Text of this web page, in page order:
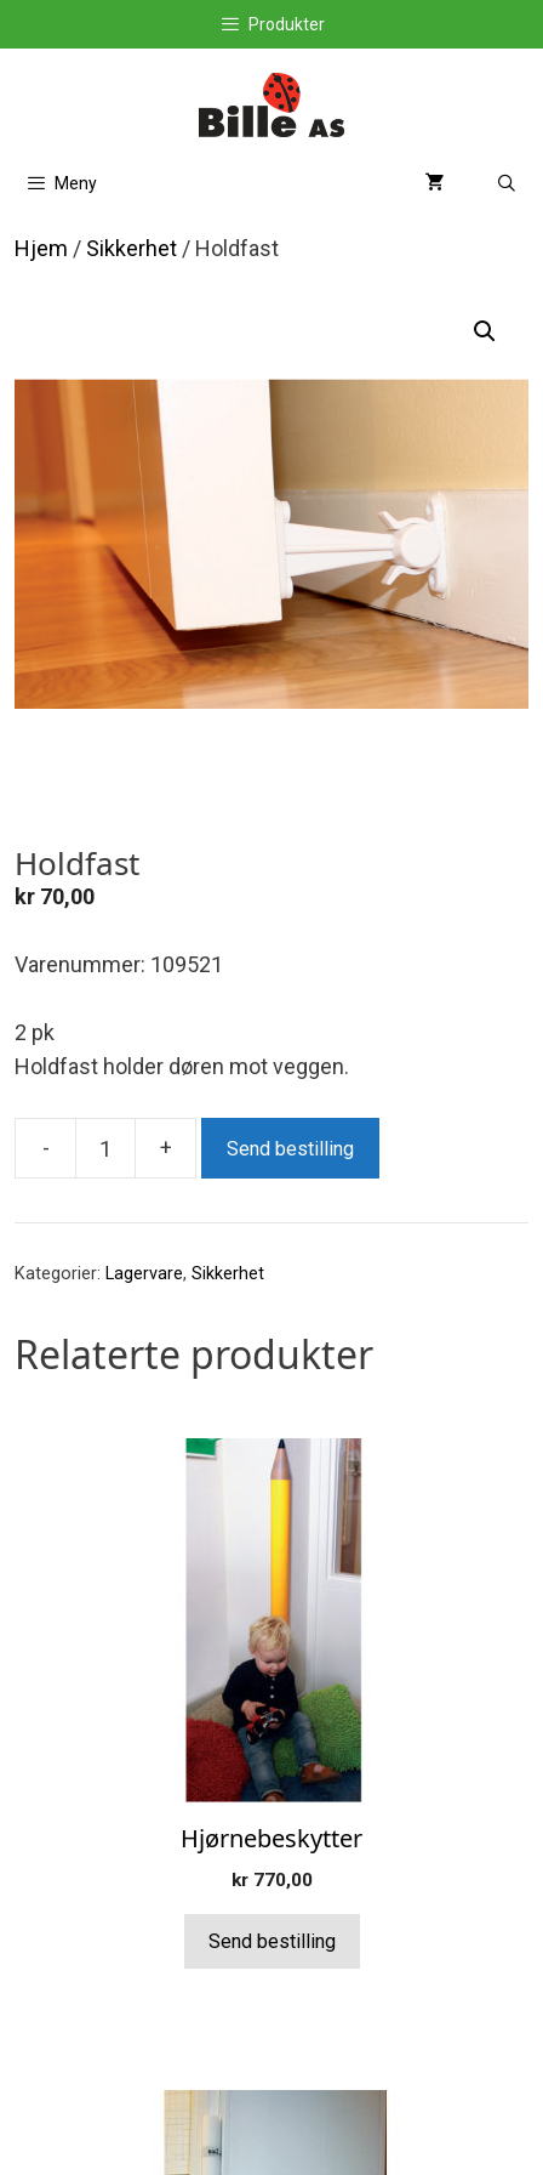
til
Produkter
Meny
Hjem / Sikkerhet / Holdfast
Holdfast
kr 70,00
Varenummer: 109521
2 pk
Holdfast holder døren mot veggen.
-
Holdfast
+ Send bestilling
Kategorier: Lagervare, Sikkerhet
Relaterte produkter
Hjørnebeskytter
kr770,00
Send bestilling